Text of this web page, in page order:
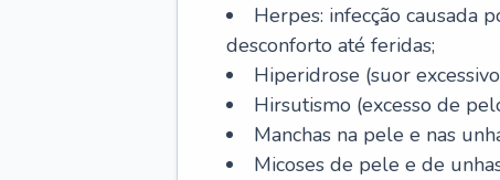
Herpes: infecção causada
desconforto até feridas;
Hiperidrose (suor
Hirsutismo (excesso de
Manchas na pele e nas
Micoses de pele e de